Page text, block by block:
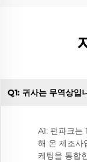
Q1: 귀사는 무역상입
A1: 펀파크는
해 온 제조사
케팅을 통합